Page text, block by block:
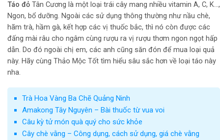
Táo đỏ Tân Cương là một loại trái cây mang nhiều vitamin A, C, K…,
Ngon, bổ dưỡng. Ngoài các sử dụng thông thường như nầu chè,
hãm trà, hầm gà, kết hợp các vị thuốc bắc, thì nó còn được các
đấng mài râu cho ngâm cùng rượu ra vị rượu thơm ngon ngọt hấp
dẫn. Do đó ngoài chị em, các anh cũng săn đón để mua loại quả
này. Hãy cùng Thảo Mộc Tốt tìm hiểu sâu sắc hơn về loại táo này
nha.
Trà Hoa Vàng Ba Chẽ Quảng Ninh
Amakong Tây Nguyên – Bài thuốc từ vua voi
Câu kỳ tử món quà quý cho sức khỏe
Cây chè vằng – Công dụng, cách sử dụng, giá chè vằng